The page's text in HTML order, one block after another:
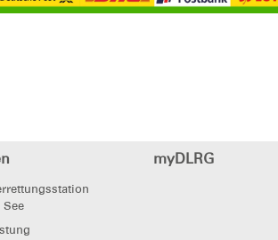
See
myDLRG